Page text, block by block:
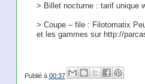
> Billet nocturne : tarif unique
> Coupe – file : Filotomatix
et les gammes sur http://
Publié à 00:37